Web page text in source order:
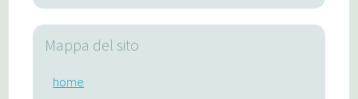
Mappa del sito
home